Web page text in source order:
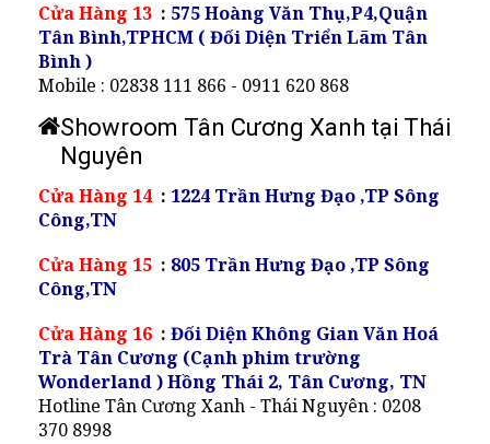
Cửa Hàng 13 : 575 Hoàng Văn Thụ,P4,Quận
Tân Bình,TPHCM ( Đối Diện Triển Lãm Tân
Bình )
Mobile : 02838 111 866 - 0911 620 868
Showroom Tân Cương Xanh tại Thái
Nguyên
Cửa Hàng 14 : 1224 Trần Hưng Đạo ,TP Sông
Công,TN
Cửa Hàng 15 : 805 Trần Hưng Đạo ,TP Sông
Công,TN
Cửa Hàng 16 : Đối Diện Không Gian Văn Hoá
Trà Tân Cương (Cạnh phim trường
Wonderland ) Hồng Thái 2, Tân Cương, TN
Hotline Tân Cương Xanh - Thái Nguyên : 0208
370 8998